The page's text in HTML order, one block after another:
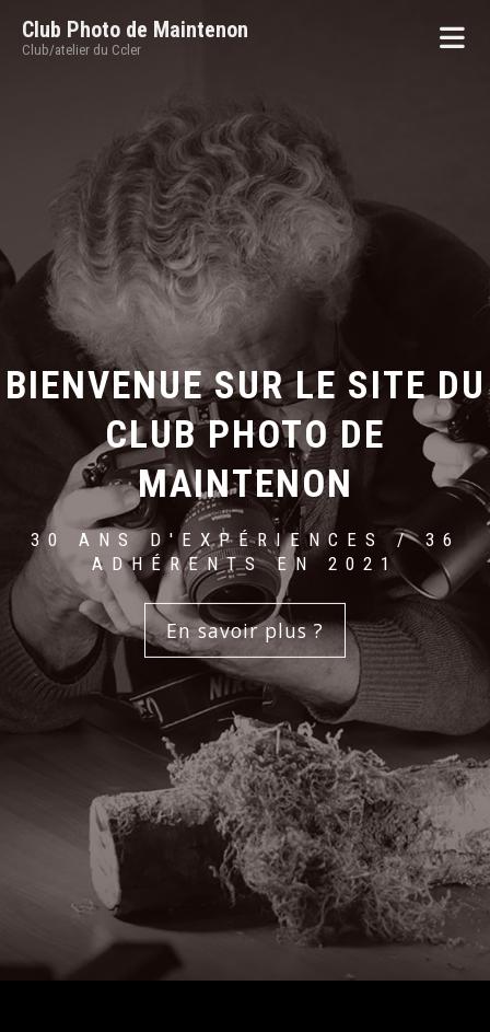
Club Photo de Maintenon
Club/atelier du Ccler
BIENVENUE SUR LE SITE DU
CLUB PHOTO DE
MAINTENON
30 ANS D'EXPÉRIENCES / 36
ADHÉRENTS EN 2021
En savoir plus ?